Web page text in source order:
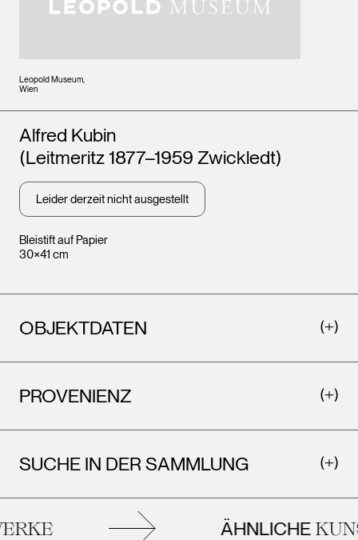
Leopold Museum,
Wien
Bleistift auf Papier
30×41 cm
Künstler*innen
Alfred Kubin
(Leitmeritz 1877–1959 Zwickledt)
Leider derzeit nicht ausgestellt
OBJEKTDATEN
PROVENIENZ
SUCHE IN DER SAMMLUNG
ÄHNLICHE